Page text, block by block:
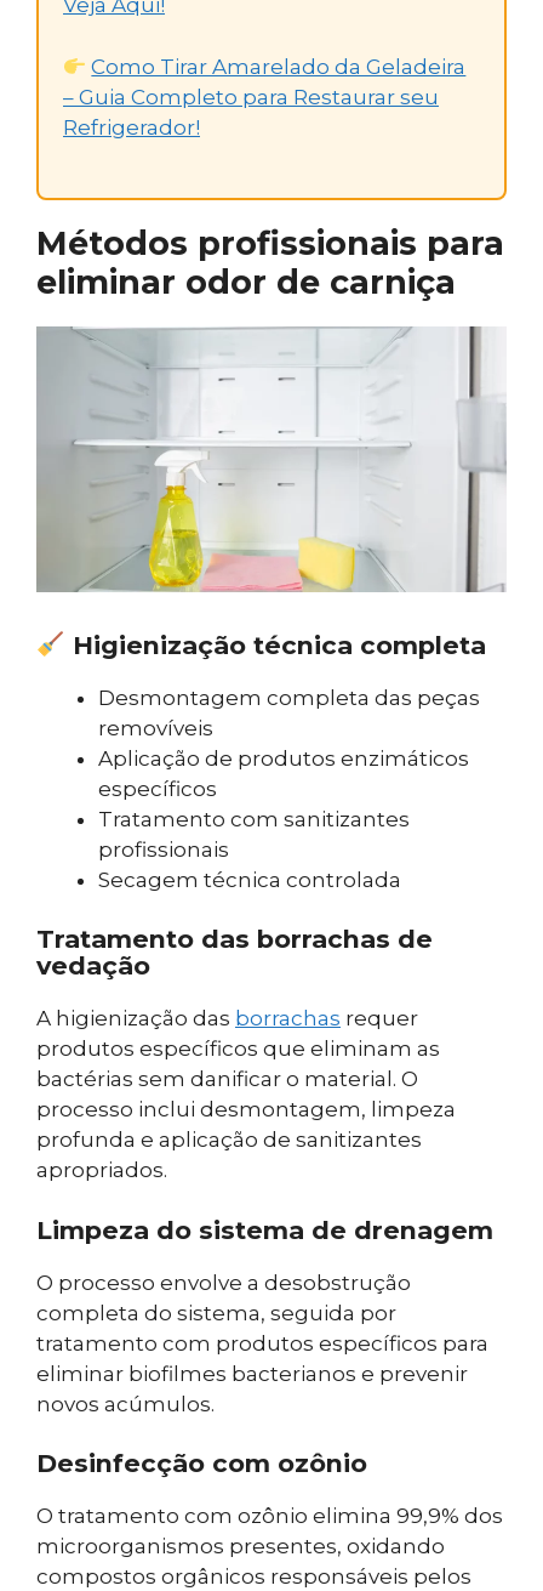
Veja Aqui!
Como Tirar Amarelado da Geladeira
– Guia Completo para Restaurar seu
Refrigerador!
Métodos profissionais para
eliminar odor de carniça
Higienização técnica completa
Desmontagem completa das peças
removíveis
Aplicação de produtos enzimáticos
específicos
Tratamento com sanitizantes
profissionais
Secagem técnica controlada
Tratamento das borrachas de
vedação
A higienização das borrachas requer
produtos específicos que eliminam as
bactérias sem danificar o material. O
processo inclui desmontagem, limpeza
profunda e aplicação de sanitizantes
apropriados.
Limpeza do sistema de drenagem
O processo envolve a desobstrução
completa do sistema, seguida por
tratamento com produtos específicos para
eliminar biofilmes bacterianos e prevenir
novos acúmulos.
Desinfecção com ozônio
O tratamento com ozônio elimina 99,9% dos
microorganismos presentes, oxidando
compostos orgânicos responsáveis pelos